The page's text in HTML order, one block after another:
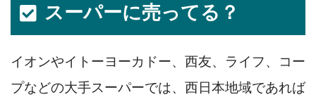
スーパーに売ってる？
イオンやイトーヨーカドー、西友、ライフ、コー
プなどの大手スーパーでは、西日本地域であれば